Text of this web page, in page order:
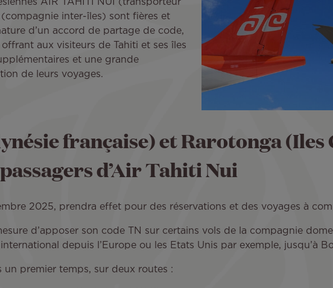
AIR TAHITI NUI (transporteur
inter-îles) sont fières et
d’un accord de partage de code,
aux visiteurs de Tahiti et ses îles
et une grande
de leurs voyages.
française) et Rarotonga (Iles
d’Air Tahiti Nui
2025, prendra effet pour des réservations et des voyages à
d’apposer son code TN sur certains vols de la compagnie
depuis l’Europe ou les Etats Unis par exemple, jusqu’à
un premier temps, sur deux routes :